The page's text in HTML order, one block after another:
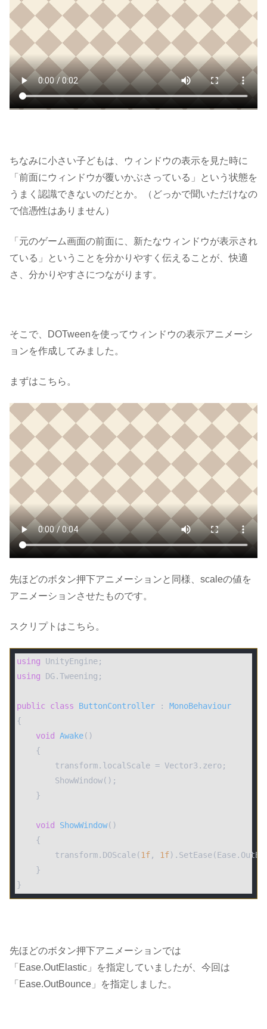
ちなみに小さい子どもは、ウィンドウの表示を見た時に
「前面にウィンドウが覆いかぶさっている」という状態を
うまく認識できないのだとか。（どっかで聞いただけなの
で信憑性はありません）
「元のゲーム画面の前面に、新たなウィンドウが表示され
ている」
ということを分かりやすく伝えることが、快適
さ、分かりやすさにつながります。
そこで、DOTweenを使ってウィンドウの表示アニメーシ
ョンを作成してみました。
まずはこちら。
先ほどのボタン押下アニメーションと同様、scaleの値を
アニメーションさせたものです。
スクリプトはこちら。
using
using DG.Tweening;
public class ButtonController : MonoBehaviour
{
void
Awake( )
    {
        transform.localScale = Vector3.zero;
        ShowWindow();
    }
void ShowWindow( )
    {
        transform.DOScale(
1f, 1f
    }
}
先ほどのボタン押下アニメーションでは
「Ease.OutElastic」を指定していましたが、今回は
「Ease.OutBounce」
を指定しました。